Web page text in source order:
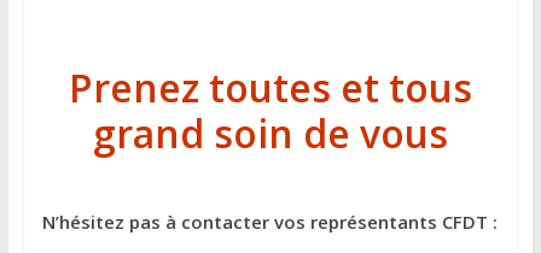
Prenez toutes et tous
grand soin de vous
N’hésitez pas à contacter vos représentants CFDT :